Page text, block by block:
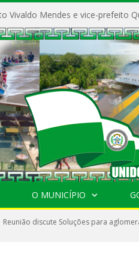
O MUNICÍPIO
Reunião discute Soluções para